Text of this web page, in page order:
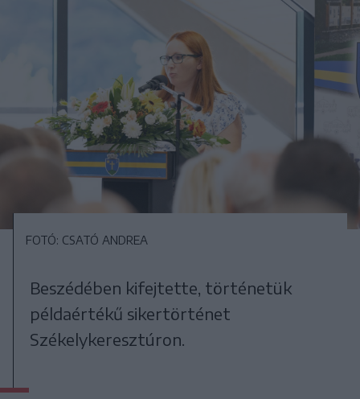
FOTÓ: CSATÓ ANDREA
Beszédében kifejtette, történetük
példaértékű sikertörténet
Székelykeresztúron.